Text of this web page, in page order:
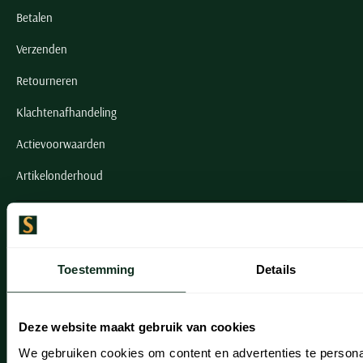
Toestemming Details
Deze website maakt gebruik van cookies
We gebruiken cookies om content en advertenties te
Betalen
Verzenden
Retourneren
Klachtenafhandeling
Actievoorwaarden
Artikelonderhoud
Onze winkels
Heemstede
Hillegom
Leiderdorp